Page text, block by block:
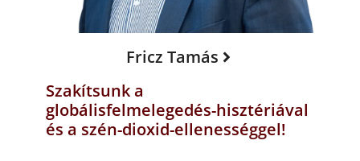
Fricz Tamás
Szakítsunk a
globálisfelmelegedés-hisztériával
és a szén-dioxid-ellenességgel!